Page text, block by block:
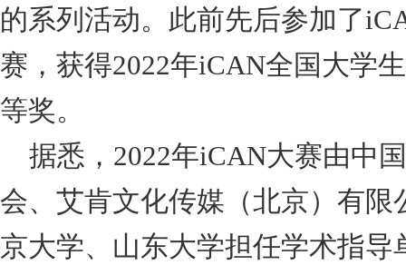
的系列活动。此前先后参加了
赛，获得2022年iCAN全国大学
等奖。
据悉， 2022年iCAN大赛由中
会、艾肯文化传媒（北京）有
京大学、山东大学担任学术指导